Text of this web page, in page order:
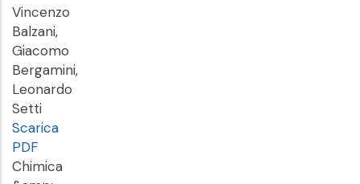
Vincenzo
Balzani,
Giacomo
Bergamini,
Leonardo
Setti
Scarica
PDF
Chimica